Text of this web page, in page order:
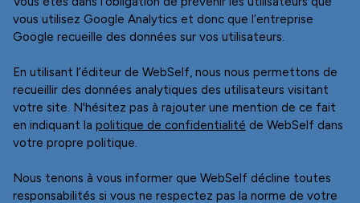
politique de confidentialité